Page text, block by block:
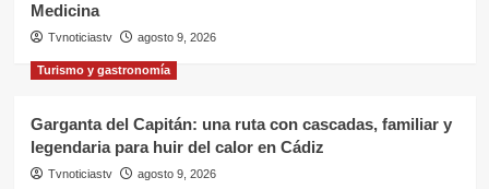
Medicina
Tvnoticiastv agosto 9, 2026
Turismo y gastronomía
Garganta del Capitán: una ruta con cascadas, familiar y
legendaria para huir del calor en Cádiz
Tvnoticiastv agosto 9, 2026